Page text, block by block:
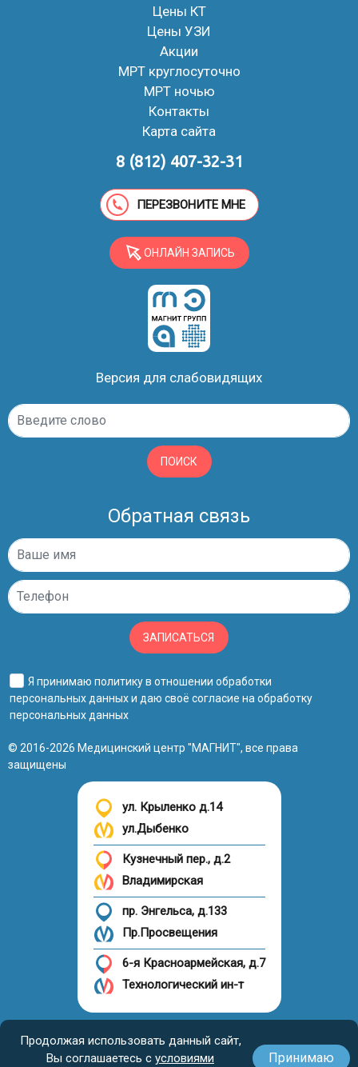
Продолжая использовать данный сайт,
Вы соглашаетесь с условиями Принимаю
Цены КТ
Цены УЗИ
Акции
МРТ круглосуточно
МРТ ночью
Контакты
Карта сайта
8 (812) 407-32-31
ПЕРЕЗВОНИТЕ МНЕ
ОНЛАЙН ЗАПИСЬ
Версия для слабовидящих
ПОИСК
Обратная связь
ЗАПИСАТЬСЯ
Я принимаю политику в отношении обработки
персональных данныхи даю своё согласие на обработку
персональных данных
© 2016-2026 Медицинский центр "МАГНИТ", все права
защищены
ул. Крыленко д.14
ул.Дыбенко
Кузнечный пер., д.2
Владимирская
пр. Энгельса, д.133
Пр.Просвещения
6-я Красноармейская, д.7
Технологический ин-т
Налоговый вычет